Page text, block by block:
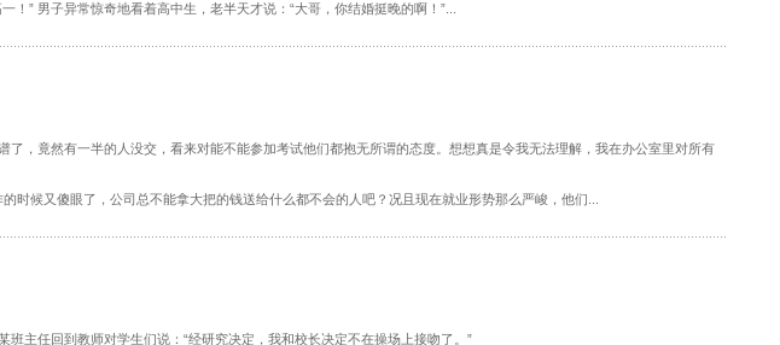
” 男子异常惊奇地看着高中生，老半天才说：“大哥，你结婚挺晚的啊！”...
，竟然有一半的人没交，看来对能不能参加考试他们都抱无所谓的态度。想想真是令我无法理解，我在办公室里对所有
又傻眼了，公司总不能拿大把的钱送给什么都不会的人吧？况且现在就业形势那么严峻，他们...
主任回到教师对学生们说：“经研究决定，我和校长决定不在操场上接吻了。”